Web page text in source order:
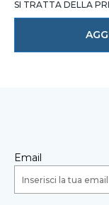
SI TRATTA DELLA
Email